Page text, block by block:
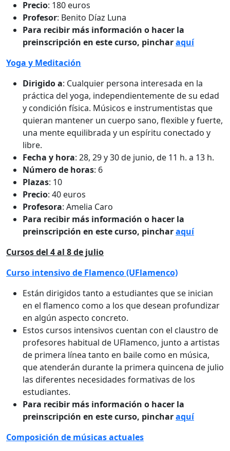
Precio: 180 euros
Profesor: Benito Díaz Luna
Para recibir más información o hacer la
preinscripción en este curso, pincharaquí
Yoga y Meditación
Dirigido a: Cualquier persona interesada en la
práctica del yoga, independientemente de su edad
y condición física. Músicos e instrumentistas que
quieran mantener un cuerpo sano, flexible y fuerte,
una mente equilibrada y un espíritu conectado y
libre.
Fecha y hora: 28, 29 y 30 de junio, de 11 h. a 13 h.
Número de horas: 6
Plazas: 10
Precio: 40 euros
Profesora: Amelia Caro
Para recibir más información o hacer la
preinscripción en este curso, pincharaquí
Cursos del 4 al 8 de julio
Curso intensivo de Flamenco (UFlamenco)
Están dirigidos tanto a estudiantes que se inician
en el flamenco como a los que desean profundizar
en algún aspecto concreto.
Estos cursos intensivos cuentan con el claustro de
profesores habitual de UFlamenco, junto a artistas
de primera línea tanto en baile como en música,
que atenderán durante la primera quincena de julio
las diferentes necesidades formativas de los
estudiantes.
Para recibir más información o hacer la
preinscripción en este curso, pincharaquí
Composición de músicas actuales